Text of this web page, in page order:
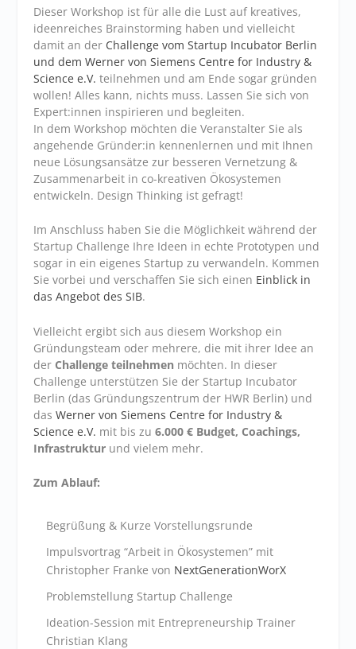
Dieser Workshop ist für alle die Lust auf kreatives,
ideenreiches Brainstorming haben und vielleicht
damit an der Challenge vom Startup Incubator Berlin
und dem Werner von Siemens Centre for Industry &
Science e.V. teilnehmen und am Ende sogar gründen
wollen! Alles kann, nichts muss. Lassen Sie sich von
Expert:innen inspirieren und begleiten.
In dem Workshop möchten die Veranstalter Sie als
angehende Gründer:in kennenlernen und mit Ihnen
neue Lösungsansätze zur besseren Vernetzung &
Zusammenarbeit in co-kreativen Ökosystemen
entwickeln. Design Thinking ist gefragt!
Im Anschluss haben Sie die Möglichkeit während der
Startup Challenge Ihre Ideen in echte Prototypen und
sogar in ein eigenes Startup zu verwandeln. Kommen
Sie vorbei und verschaffen Sie sich einen Einblick in
das Angebot des SIB.
Vielleicht ergibt sich aus diesem Workshop ein
Gründungsteam oder mehrere, die mit ihrer Idee an
der Challenge teilnehmen möchten. In dieser
Challenge unterstützen Sie der Startup Incubator
Berlin (das Gründungszentrum der HWR Berlin) und
dasWerner von Siemens Centre for Industry &
Science e.V. mit bis zu6.000 € Budget, Coachings,
Infrastruktur und vielem mehr.
Zum Ablauf:
Begrüßung & Kurze Vorstellungsrunde
Impulsvortrag “Arbeit in Ökosystemen” mit
Christopher Franke von NextGenerationWorX
Problemstellung Startup Challenge
Ideation-Session mit Entrepreneurship Trainer
Christian Klang